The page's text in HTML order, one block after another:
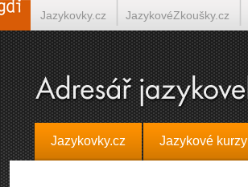
Jazykovky.cz Jazykové kurzy
Jazykovky.cz JazykovéZkoušky.cz
Španělština on-line Italština on-line